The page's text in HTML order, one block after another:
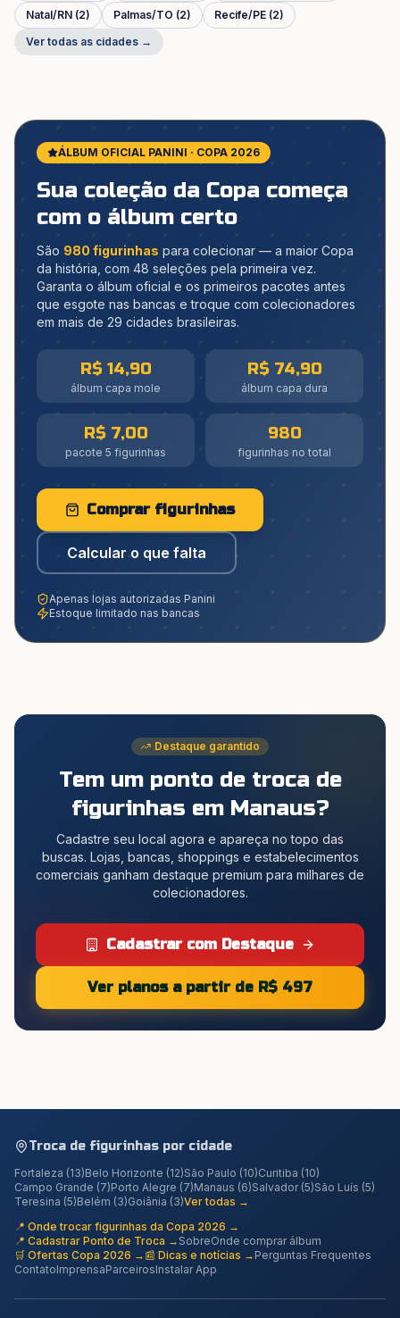
Natal/RN (2) Palmas/TO (2) Recife/PE (2)
Ver todas as cidades →
ÁLBUM OFICIAL PANINI · COPA 2026
Sua coleção da Copa começa
com o álbum certo
São 980 figurinhas para colecionar — a maior Copa
da história, com 48 seleções pela primeira vez.
Garanta o álbum oficial e os primeiros pacotes antes
que esgote nas bancas e troque com colecionadores
em mais de 29 cidades brasileiras.
R$ 14,90
álbum capa mole
R$ 74,90
álbum capa dura
R$ 7,00
pacote 5 figurinhas
980
figurinhas no total
Comprar figurinhas
Calcular o que falta
Apenas lojas autorizadas Panini
Estoque limitado nas bancas
Destaque garantido
Tem um ponto de troca de
figurinhas em Manaus?
Cadastre seu local agora e apareça no topo das
buscas. Lojas, bancas, shoppings e estabelecimentos
comerciais ganham destaque premium para milhares de
colecionadores.
Cadastrar com Destaque
Ver planos a partir de R$ 497
Troca de figurinhas por cidade
Fortaleza (13)Belo Horizonte (12)São Paulo (10)Curitiba (10)
Campo Grande (7)Porto Alegre (7)Manaus (6)Salvador(5)São Luís (5)
Teresina (5)Belém (3)Goiânia (3)Ver todas →
📍 Onde trocar figurinhas da Copa 2026 →
📍 Cadastrar Ponto de Troca → SobreOnde comprar álbum
🛒 Ofertas Copa 2026 → 📰 Dicas e notícias → Perguntas Frequentes
ContatoImprensaParceirosInstalar App